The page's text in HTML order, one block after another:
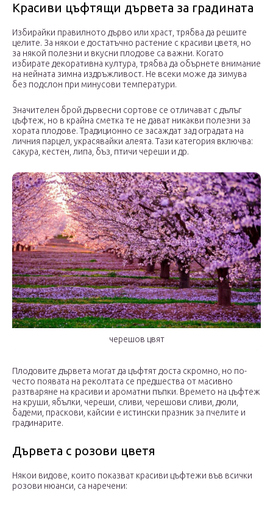
Красиви цъфтящи дървета за градината
Избирайки правилното дърво или храст, трябва да решите
целите. За някои е достатъчно растение с красиви цветя, но
за някой полезни и вкусни плодове са важни. Когато
избирате декоративна култура, трябва да обърнете внимание
на нейната зимна издръжливост. Не всеки може да зимува
без подслон при минусови температури.
Значителен брой дървесни сортове се отличават с дълъг
цъфтеж, но в крайна сметка те не дават никакви полезни за
хората плодове. Традиционно се засаждат зад оградата на
личния парцел, украсявайки алеята. Тази категория включва:
сакура, кестен, липа, бъз, птичи череши и др.
черешов цвят
Плодовите дървета могат да цъфтят доста скромно, но по-
често появата на реколтата се предшества от масивно
разтваряне на красиви и ароматни пъпки. Времето на цъфтеж
на круши, ябълки, череши, сливи, черешови сливи, дюли,
бадеми, праскови, кайсии е истински празник за пчелите и
градинарите.
Дървета с розови цветя
Някои видове, които показват красиви цъфтежи във всички
розови нюанси, са наречени: